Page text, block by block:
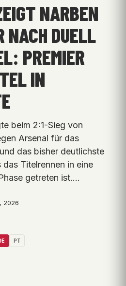
NARBEN
NACH DUELL
PREMIER
IN
beim 2:1-Sieg von
Arsenal für das
das bisher deutlichste
Titelrennen in eine
getreten ist.…
2026
PT